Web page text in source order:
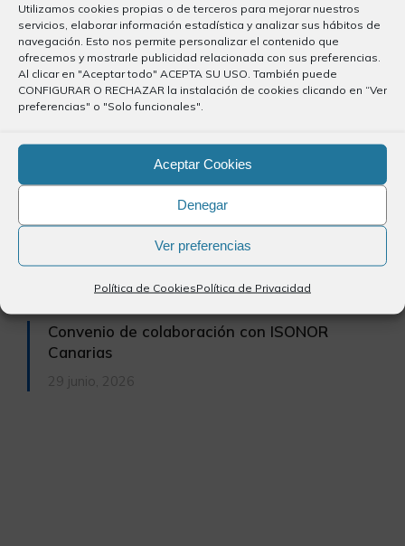
Utilizamos cookies propias o de terceros para mejorar nuestros
servicios, elaborar información estadística y analizar sus hábitos de
navegación. Esto nos permite personalizar el contenido que
ofrecemos y mostrarle publicidad relacionada con sus preferencias.
Al clicar en "Aceptar todo" ACEPTA SU USO. También puede
CONFIGURAR O RECHAZAR la instalación de cookies clicando en “Ver
preferencias" o "Solo funcionales".
Aceptar Cookies
Denegar
Ver preferencias
Política de CookiesPolítica de Privacidad
Publicación del periodico El Día
2 julio, 2026
Precolegiación
Convenio de colaboración con CEAL
Protocolo de colaboración Punto Violeta
29 junio, 2026
Convenio de colaboración con ISONOR
Canarias
29 junio, 2026